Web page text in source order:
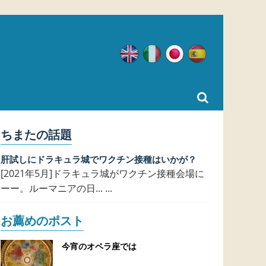
英語 イタリア語
日本語
ちまたの話題
肝試しにドラキュラ城でワクチン接種はいかが？
[2021年5月]ドラキュラ城がワクチン接種会場に
ーー。ルーマニアの日... ...
お薦めのポスト
今宵のオペラ座では